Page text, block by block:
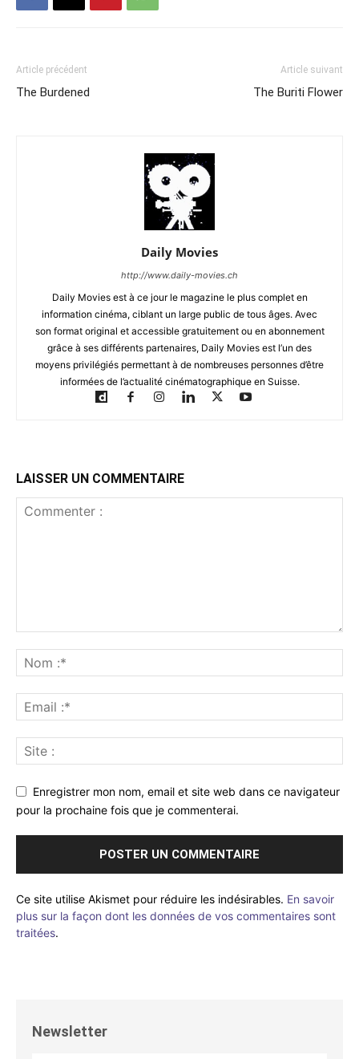
Article précédent
The Burdened
Article suivant
The Buriti Flower
Daily Movies
http://www.daily-movies.ch
Daily Movies est à ce jour le magazine le plus complet en
information cinéma, ciblant un large public de tous âges. Avec
son format original et accessible gratuitement ou en abonnement
grâce à ses différents partenaires, Daily Movies est l’un des
moyens privilégiés permettant à de nombreuses personnes d’être
informées de l’actualité cinématographique en Suisse.
LAISSER UN COMMENTAIRE
Enregistrer mon nom, email et site web dans ce navigateur
pour la prochaine fois que je commenterai.
Ce site utilise Akismet pour réduire les indésirables. En savoir
plus sur la façon dont les données de vos commentaires sont
traitées.
Newsletter